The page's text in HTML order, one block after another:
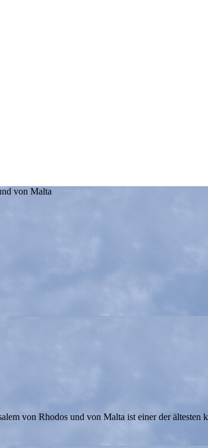
von Malta
von Rhodos und von Malta ist einer der ältesten